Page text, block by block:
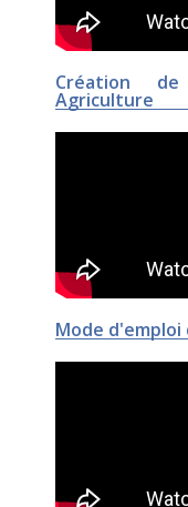
Création
Agriculture
Mode